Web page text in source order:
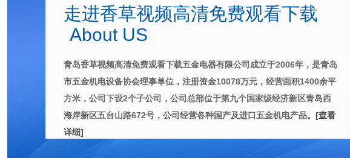
走进香草视频高清免费观看下载
About US
青岛香草视频高清免费观看下载五金电器有限公司成立于2006年，是青岛
市五金机电设备协会理事单位，注册资金10078万元，经营面积1400余平
方米，公司下设2个子公司，公司总部位于第九个国家级经济新区青岛西
海岸新区五台山路672号，公司经营各种国产及进口五金机电产品。 [查看
详细]